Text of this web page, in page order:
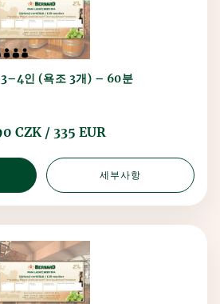
3–4인 (욕조 3개) – 60분
CZK / 335 EUR
세부사항